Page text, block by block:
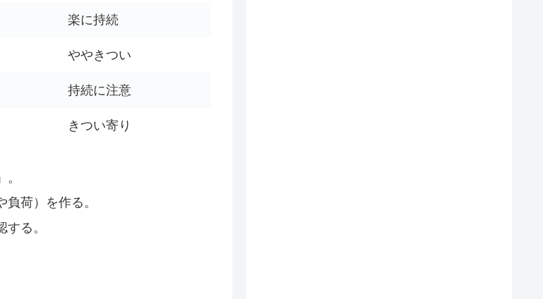
楽に持続
ややきつい
持続に注意
きつい寄り
荷）を作る。
る。